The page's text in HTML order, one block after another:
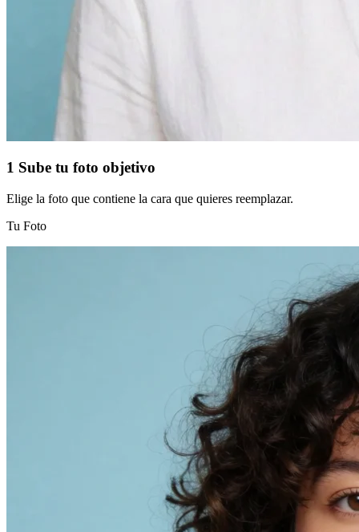
1 Sube tu foto objetivo
Elige la foto que contiene la cara que quieres reemplazar.
Tu Foto